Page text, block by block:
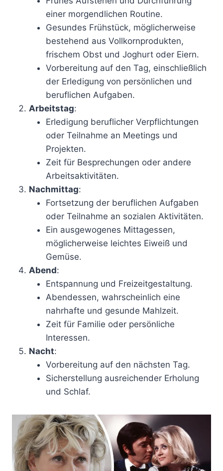
einer morgendlichen Routine.
Gesundes Frühstück, möglicherweise
bestehend aus Vollkornprodukten,
frischem Obst und Joghurt oder Eiern.
Vorbereitung auf den Tag, einschließlich
der Erledigung von persönlichen und
beruflichen Aufgaben.
Arbeitstag:
Erledigung beruflicher Verpflichtungen
oder Teilnahme an Meetings und
Projekten.
Zeit für Besprechungen oder andere
Arbeitsaktivitäten.
Nachmittag:
Fortsetzung der beruflichen Aufgaben
oder Teilnahme an sozialen Aktivitäten.
Ein ausgewogenes Mittagessen,
möglicherweise leichtes Eiweiß und
Gemüse.
Abend:
Entspannung und Freizeitgestaltung.
Abendessen, wahrscheinlich eine
nahrhafte und gesunde Mahlzeit.
Zeit für Familie oder persönliche
Interessen.
Nacht:
Vorbereitung auf den nächsten Tag.
Sicherstellung ausreichender Erholung
und Schlaf.